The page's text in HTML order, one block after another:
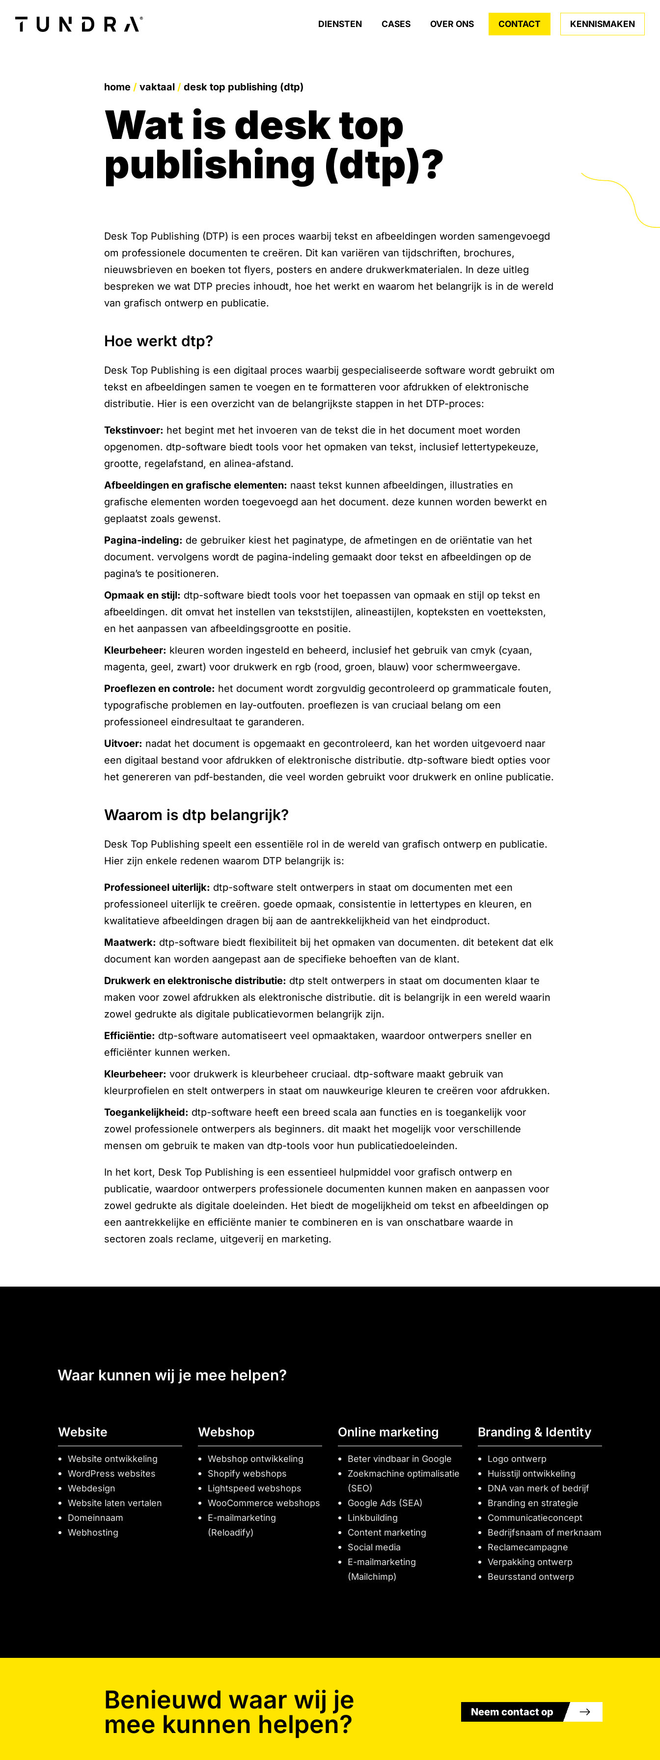
DIENSTEN CASES OVER ONS CONTACT KENNISMAKEN
home / vaktaal / desk top publishing (dtp)
wat is desk top
publishing (dtp)?
Desk Top Publishing (DTP) is een proces waarbij tekst en afbeeldingen worden samengevoegd
om professionele documenten te creëren. Dit kan variëren van tijdschriften, brochures,
nieuwsbrieven en boeken tot flyers, posters en andere drukwerkmaterialen. In deze uitleg
bespreken we wat DTP precies inhoudt, hoe het werkt en waarom het belangrijk is in de wereld
van grafisch ontwerp en publicatie.
hoe werkt dtp?
Desk Top Publishing is een digitaal proces waarbij gespecialiseerde software wordt gebruikt om
tekst en afbeeldingen samen te voegen en te formatteren voor afdrukken of elektronische
distributie. Hier is een overzicht van de belangrijkste stappen in het DTP-proces:
tekstinvoer: het begint met het invoeren van de tekst die in het document moet worden
opgenomen. dtp-software biedt tools voor het opmaken van tekst, inclusief lettertypekeuze,
grootte, regelafstand, en alinea-afstand.
afbeeldingen en grafische elementen: naast tekst kunnen afbeeldingen, illustraties en
grafische elementen worden toegevoegd aan het document. deze kunnen worden bewerkt en
geplaatst zoals gewenst.
pagina-indeling: de gebruiker kiest het paginatype, de afmetingen en de oriëntatie van het
document. vervolgens wordt de pagina-indeling gemaakt door tekst en afbeeldingen op de
pagina’s te positioneren.
opmaak en stijl: dtp-software biedt tools voor het toepassen van opmaak en stijl op tekst en
afbeeldingen. dit omvat het instellen van tekststijlen, alineastijlen, kopteksten en voetteksten,
en het aanpassen van afbeeldingsgrootte en positie.
kleurbeheer: kleuren worden ingesteld en beheerd, inclusief het gebruik van cmyk (cyaan,
magenta, geel, zwart) voor drukwerk en rgb (rood, groen, blauw) voor schermweergave.
proeflezen en controle: het document wordt zorgvuldig gecontroleerd op grammaticale fouten,
typografische problemen en lay-outfouten. proeflezen is van cruciaal belang om een
professioneel eindresultaat te garanderen.
uitvoer: nadat het document is opgemaakt en gecontroleerd, kan het worden uitgevoerd naar
een digitaal bestand voor afdrukken of elektronische distributie. dtp-software biedt opties voor
het genereren van pdf-bestanden, die veel worden gebruikt voor drukwerk en online publicatie.
waarom is dtp belangrijk?
Desk Top Publishing speelt een essentiële rol in de wereld van grafisch ontwerp en publicatie.
Hier zijn enkele redenen waarom DTP belangrijk is:
professioneel uiterlijk: dtp-software stelt ontwerpers in staat om documenten met een
professioneel uiterlijk te creëren. goede opmaak, consistentie in lettertypes en kleuren, en
kwalitatieve afbeeldingen dragen bij aan de aantrekkelijkheid van het eindproduct.
maatwerk: dtp-software biedt flexibiliteit bij het opmaken van documenten. dit betekent dat elk
document kan worden aangepast aan de specifieke behoeften van de klant.
drukwerk en elektronische distributie: dtp stelt ontwerpers in staat om documenten klaar te
maken voor zowel afdrukken als elektronische distributie. dit is belangrijk in een wereld waarin
zowel gedrukte als digitale publicatievormen belangrijk zijn.
efficiëntie: dtp-software automatiseert veel opmaaktaken, waardoor ontwerpers sneller en
efficiënter kunnen werken.
kleurbeheer: voor drukwerk is kleurbeheer cruciaal. dtp-software maakt gebruik van
kleurprofielen en stelt ontwerpers in staat om nauwkeurige kleuren te creëren voor afdrukken.
toegankelijkheid: dtp-software heeft een breed scala aan functies en is toegankelijk voor
zowel professionele ontwerpers als beginners. dit maakt het mogelijk voor verschillende
mensen om gebruik te maken van dtp-tools voor hun publicatiedoeleinden.
In het kort, Desk Top Publishing is een essentieel hulpmiddel voor grafisch ontwerp en
publicatie, waardoor ontwerpers professionele documenten kunnen maken en aanpassen voor
zowel gedrukte als digitale doeleinden. Het biedt de mogelijkheid om tekst en afbeeldingen op
een aantrekkelijke en efficiënte manier te combineren en is van onschatbare waarde in
sectoren zoals reclame, uitgeverij en marketing.
waar kunnen wij je mee helpen?
Website
Website ontwikkeling
WordPress websites
Webdesign
Website laten vertalen
Domeinnaam
Webhosting
Webshop
Webshop ontwikkeling
Shopify webshops
Lightspeed webshops
WooCommerce webshops
E-mailmarketing
(Reloadify)
Online marketing
Beter vindbaar in Google
Zoekmachine optimalisatie
(SEO)
Google Ads (SEA)
Linkbuilding
Content marketing
Social media
E-mailmarketing
(Mailchimp)
Branding & Identity
Logo ontwerp
Huisstijl ontwikkeling
DNA van merk of bedrijf
Branding en strategie
Communicatieconcept
Bedrijfsnaam of merknaam
Reclamecampagne
Verpakking ontwerp
Beursstand ontwerp
Benieuwd waar wij je
mee kunnen helpen?
Neem contact op